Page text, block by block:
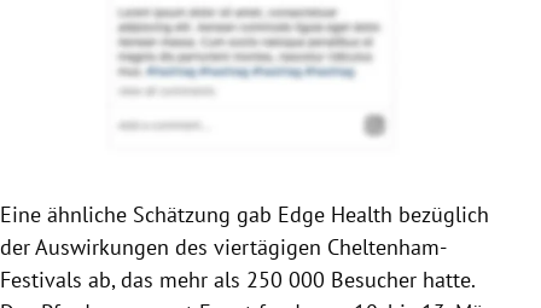
Eine ähnliche Schätzung gab Edge Health bezüglich
der Auswirkungen des viertägigen Cheltenham-
Festivals ab, das mehr als 250 000 Besucher hatte.